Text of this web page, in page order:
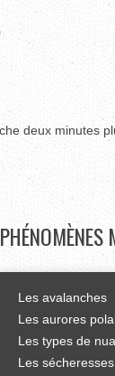
deux minutes
PHÉNOMÈNES
Les avalanches
Les aurores
Les types de
Les sécheresses